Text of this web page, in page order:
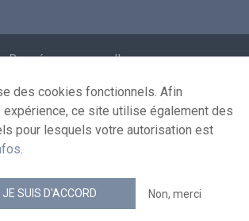
Données personnelles
de réutilisation
Contactez-nous
news.belgium flux RSS
© 2026 - news.belgium.be
des cookies fonctionnels. Afin
ce site utilise également des
pour lesquels votre autorisation est
.
JE SUIS D'ACCORD Non, merci